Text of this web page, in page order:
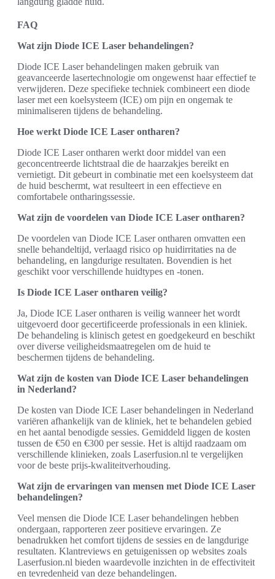
FAQ
Wat zijn Diode ICE Laser behandelingen?
Diode ICE Laser behandelingen maken gebruik van
geavanceerde lasertechnologie om ongewenst haar effectief te
verwijderen. Deze specifieke techniek combineert een diode
laser met een koelsysteem (ICE) om pijn en ongemak te
minimaliseren tijdens de behandeling.
Hoe werkt Diode ICE Laser ontharen?
Diode ICE Laser ontharen werkt door middel van een
geconcentreerde lichtstraal die de haarzakjes bereikt en
vernietigt. Dit gebeurt in combinatie met een koelsysteem dat
de huid beschermt, wat resulteert in een effectieve en
comfortabele ontharingssessie.
Wat zijn de voordelen van Diode ICE Laser ontharen?
De voordelen van Diode ICE Laser ontharen omvatten een
snelle behandeltijd, verlaagd risico op huidirritaties na de
behandeling, en langdurige resultaten. Bovendien is het
geschikt voor verschillende huidtypes en -tonen.
Is Diode ICE Laser ontharen veilig?
Ja, Diode ICE Laser ontharen is veilig wanneer het wordt
uitgevoerd door gecertificeerde professionals in een kliniek.
De behandeling is klinisch getest en goedgekeurd en beschikt
over diverse veiligheidsmaatregelen om de huid te
beschermen tijdens de behandeling.
Wat zijn de kosten van Diode ICE Laser behandelingen
in Nederland?
De kosten van Diode ICE Laser behandelingen in Nederland
variëren afhankelijk van de kliniek, het te behandelen gebied
en het aantal benodigde sessies. Gemiddeld liggen de kosten
tussen de €50 en €300 per sessie. Het is altijd raadzaam om
verschillende klinieken, zoals Laserfusion.nl te vergelijken
voor de beste prijs-kwaliteitverhouding.
Wat zijn de ervaringen van mensen met Diode ICE Laser
behandelingen?
Veel mensen die Diode ICE Laser behandelingen hebben
ondergaan, rapporteren zeer positieve ervaringen. Ze
benadrukken het comfort tijdens de sessies en de langdurige
resultaten. Klantreviews en getuigenissen op websites zoals
Laserfusion.nl bieden waardevolle inzichten in de effectiviteit
en tevredenheid van deze behandelingen.